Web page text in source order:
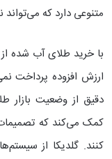
متنوعی دارد که
با خرید طلای آب شده از
ارزش افزوده پرداخت
دقیق از وضعیت بازار
کمک می‌کند که
کنند. گلدیکا از